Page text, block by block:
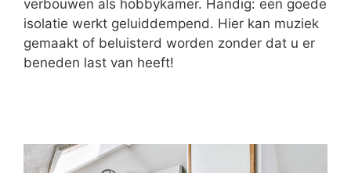
verbouwen als hobbykamer. Handig: een goede
isolatie werkt geluiddempend. Hier kan muziek
gemaakt of beluisterd worden zonder dat u er
beneden last van heeft!